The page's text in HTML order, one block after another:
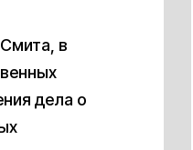
в
дела о